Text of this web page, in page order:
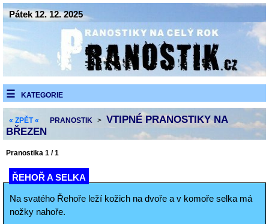
Pátek 12. 12. 2025
KATEGORIE
« ZPĚT « PRANOSTIK > VTIPNÉ PRANOSTIKY NA
BŘEZEN
Pranostika 1 / 1
ŘEHOŘ A SELKA
Na svatého Řehoře leží kožich na dvoře a v komoře selka má
nožky nahoře.